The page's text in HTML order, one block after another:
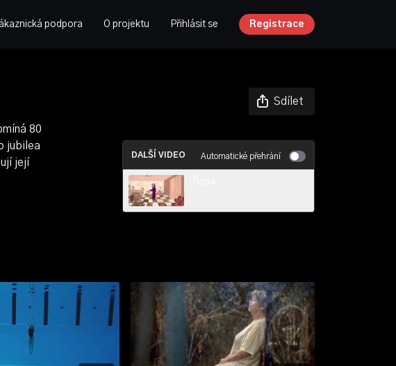
podpora O projektu Přihlásit se Registrace
Sdílet
80
jubilea
její
DALŠÍ VIDEO Automatické přehrání